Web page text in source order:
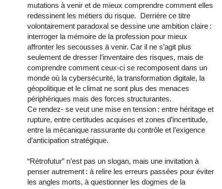
mutations à venir et de mieux comprendre comment elles
redessinent les métiers du risque. Derrière ce titre
volontairement paradoxal se dessine une ambition claire :
interroger la mémoire de la profession pour mieux
affronter les secousses à venir. Car il ne s’agit plus
seulement de dresser l’inventaire des risques, mais de
comprendre comment ceux-ci se recomposent dans un
monde où la cybersécurité, la transformation digitale, la
géopolitique et le climat ne sont plus des menaces
périphériques mais des forces structurantes.
Ce rendez- se veut une mise en tension : entre héritage et
rupture, entre certitudes acquises et zones d’incertitude,
entre la mécanique rassurante du contrôle et l’exigence
d’anticipation stratégique.
“Rétrofutur” n’est pas un slogan, mais une invitation à
penser autrement : à relire les erreurs passées pour éviter
les angles morts, à questionner les dogmes de la